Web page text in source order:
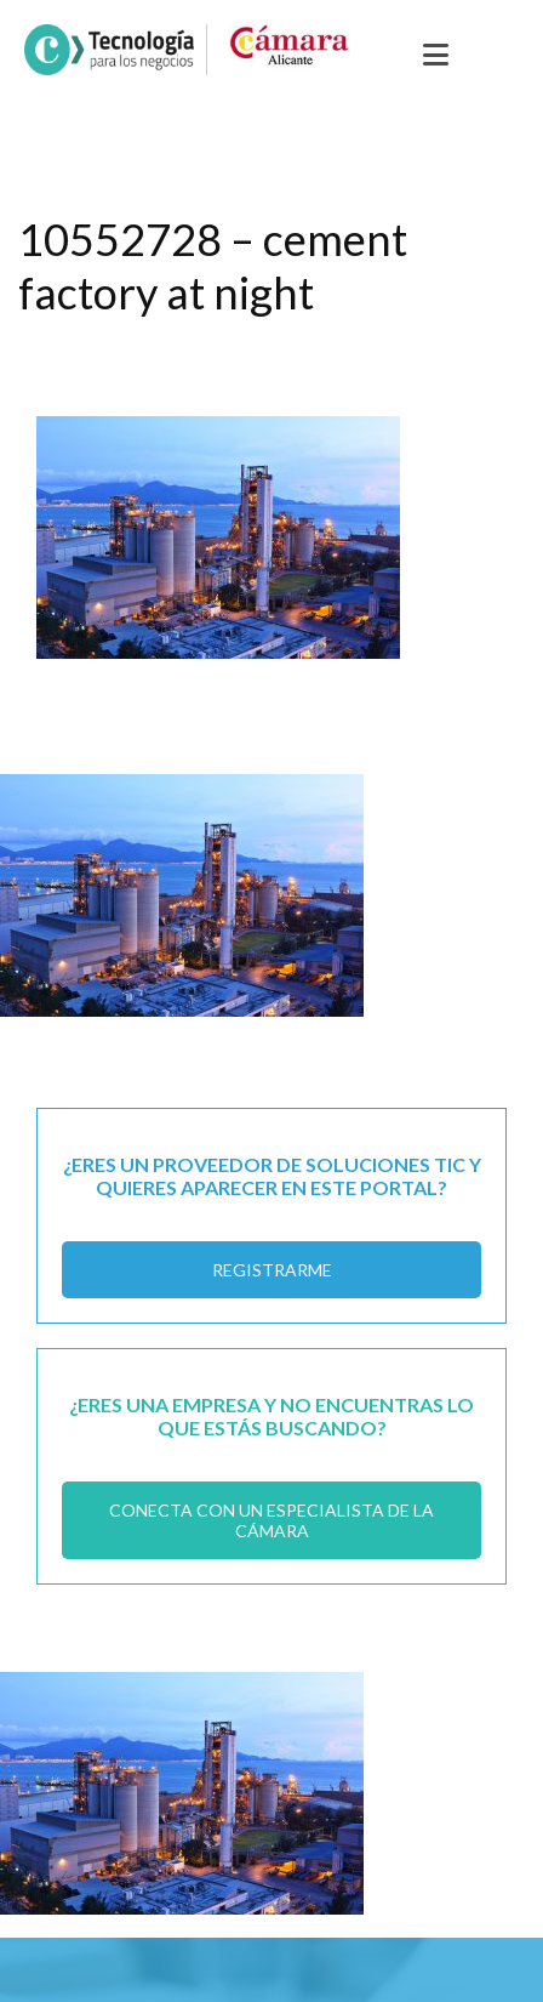
10552728 – cement
factory at night
¿ERES UN PROVEEDOR DE SOLUCIONES TIC Y
QUIERES APARECER EN ESTE PORTAL?
REGISTRARME
¿ERES UNA EMPRESA Y NO ENCUENTRAS LO
QUE ESTÁS BUSCANDO?
CONECTA CON UN ESPECIALISTA DE LA
CÁMARA